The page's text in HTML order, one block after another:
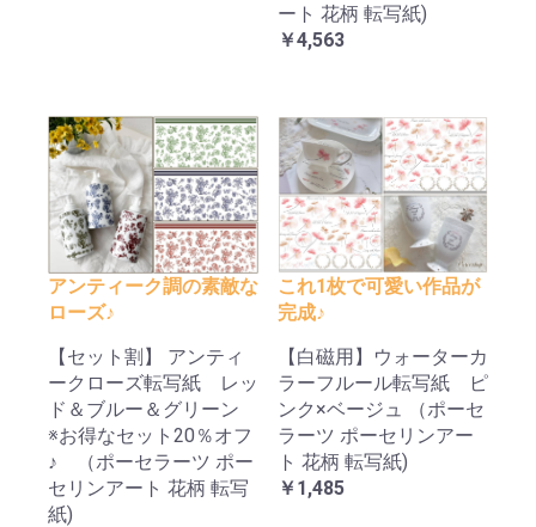
ート 花柄 転写紙)
￥4,563
アンティーク調の素敵な
ローズ♪
【セット割】 アンティ
ークローズ転写紙 レッ
ド＆ブルー＆グリーン
※お得なセット20％オフ
♪ （ポーセラーツ ポー
セリンアート 花柄 転写
紙)
これ1枚で可愛い作品が
完成♪
【白磁用】ウォーターカ
ラーフルール転写紙 ピ
ンク×ベージュ （ポーセ
ラーツ ポーセリンアー
ト 花柄 転写紙)
￥1,485